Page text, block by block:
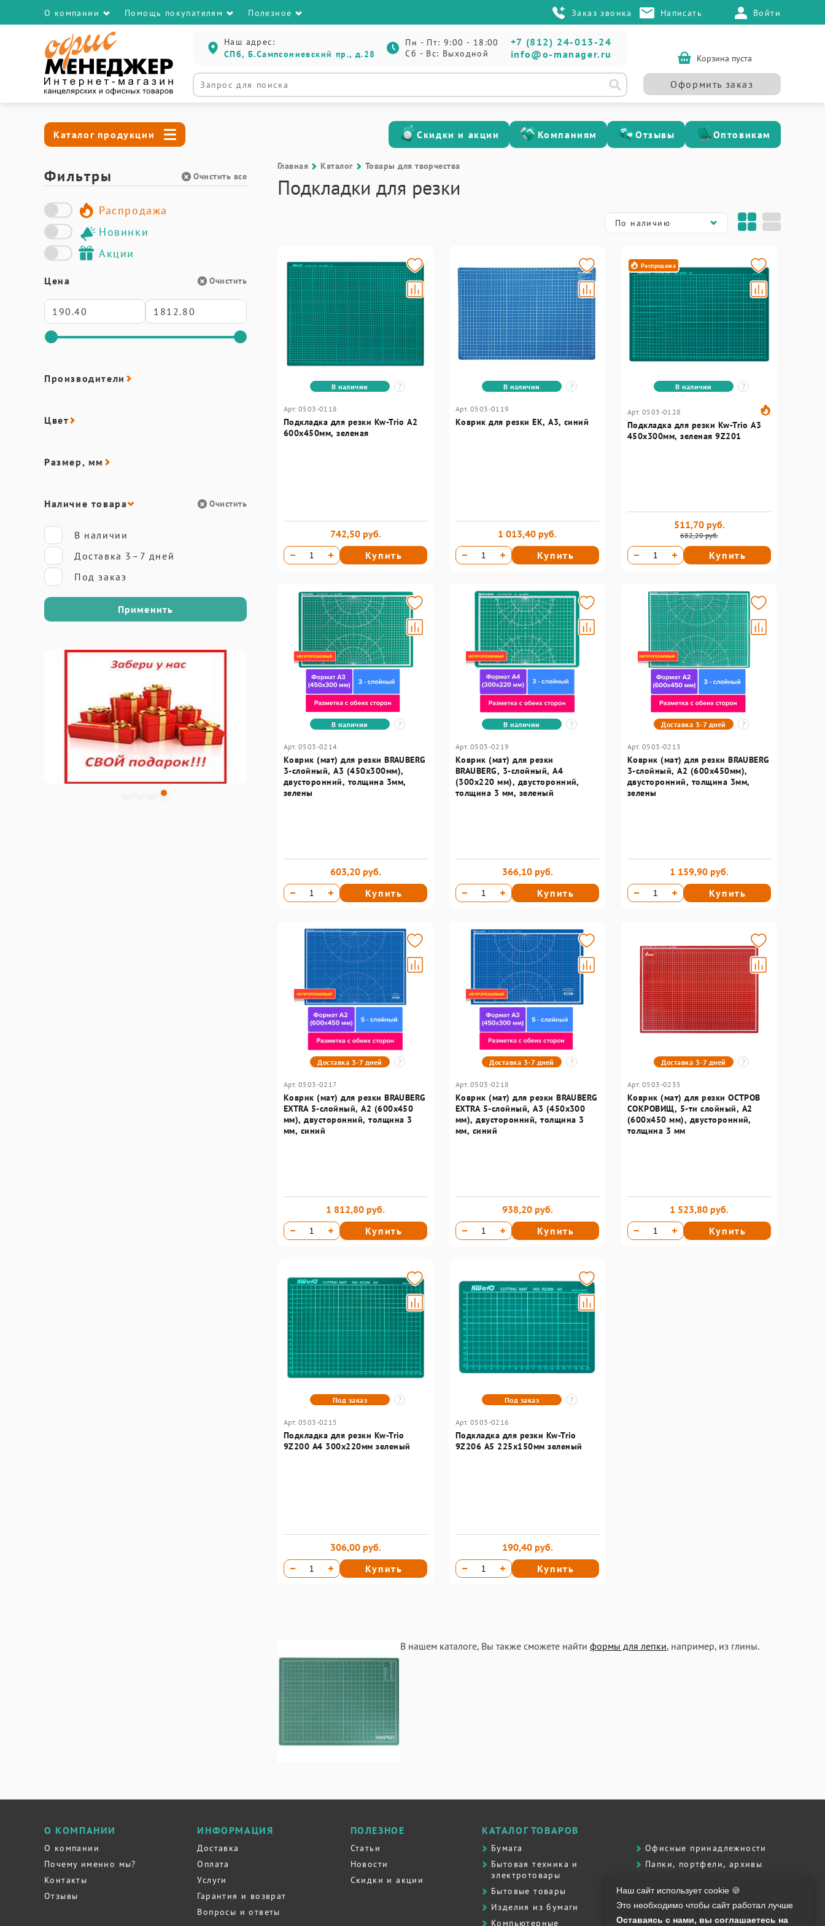
О компании Помощь покупателям Полезное Заказ звонка Написать Войти
Наш адрес:
СПб, Б.Сампсониевский пр., д.28
Пн - Пт: 9:00 - 18:00
Сб - Вс: Выходной
+7 (812) 24-013-24
info@o-manager.ru
Корзина пуста
Оформить заказ
Каталог продукции Скидки и акции Компаниям Отзывы Оптовикам
Фильтры Очистить все
Распродажа
Новинки
Акции
Цена Очистить
Производители
Цвет
Размер, мм
Наличие товара Очистить
В наличии
Доставка 3–7 дней
Под заказ
Применить
Главная Каталог Товары для творчества
Подкладки для резки
По наличию
В наличии
Арт. 0503-0118
Подкладка для резки Kw-Trio A2
600x450мм, зеленая
742,50 руб.
Купить
В наличии
Арт. 0503-0119
Коврик для резки EK, А3, синий
1 013,40 руб.
Купить
Распродажа
В наличии
Арт. 0503-0128
Подкладка для резки Kw-Trio A3
450x300мм, зеленая 9Z201
682,20 руб.
511,70 руб.
Купить
В наличии
Арт. 0503-0214
Коврик (мат) для резки BRAUBERG
3-слойный, А3 (450х300мм),
двусторонний, толщина 3мм,
зелены
603,20 руб.
Купить
В наличии
Арт. 0503-0219
Коврик (мат) для резки
BRAUBERG, 3-слойный, А4
(300х220 мм), двусторонний,
толщина 3 мм, зеленый
366,10 руб.
Купить
Доставка 3-7 дней
Арт. 0503-0213
Коврик (мат) для резки BRAUBERG
3-слойный, А2 (600х450мм),
двусторонний, толщина 3мм,
зелены
1 159,90 руб.
Купить
Доставка 3-7 дней
Арт. 0503-0217
Коврик (мат) для резки BRAUBERG
EXTRA 5-слойный, А2 (600х450
мм), двусторонний, толщина 3
мм, синий
1 812,80 руб.
Купить
Доставка 3-7 дней
Арт. 0503-0218
Коврик (мат) для резки BRAUBERG
EXTRA 5-слойный, А3 (450х300
мм), двусторонний, толщина 3
мм, синий
938,20 руб.
Купить
Доставка 3-7 дней
Арт. 0503-0235
Коврик (мат) для резки ОСТРОВ
СОКРОВИЩ, 5-ти слойный, А2
(600х450 мм), двусторонний,
толщина 3 мм
1 523,80 руб.
Купить
Под заказ
Арт. 0503-0215
Подкладка для резки Kw-Trio
9Z200 A4 300х220мм зеленый
306,00 руб.
Купить
Под заказ
Арт. 0503-0216
Подкладка для резки Kw-Trio
9Z206 A5 225x150мм зеленый
190,40 руб.
Купить
В нашем каталоге, Вы также сможете найти формы для лепки, например, из глины.
О КОМПАНИИ
О компании
Почему именно мы?
Контакты
Отзывы
ИНФОРМАЦИЯ
Доставка
Оплата
Услуги
Гарантия и возврат
Вопросы и ответы
ПОЛЕЗНОЕ
Статьи
Новости
Скидки и акции
КАТАЛОГ ТОВАРОВ
Бумага
Бытовая техника и
электротовары
Бытовые товары
Изделия из бумаги
Компьютерные
Офисные принадлежности
Папки, портфели, архивы
Продукты питания
Сувенирная продукция
Наш сайт использует cookie 🍪
Это необходимо чтобы сайт работал лучше
Оставаясь с нами, вы соглашаетесь на